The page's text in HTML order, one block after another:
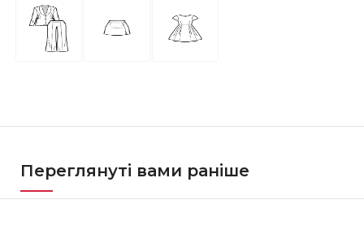
Переглянуті вами раніше